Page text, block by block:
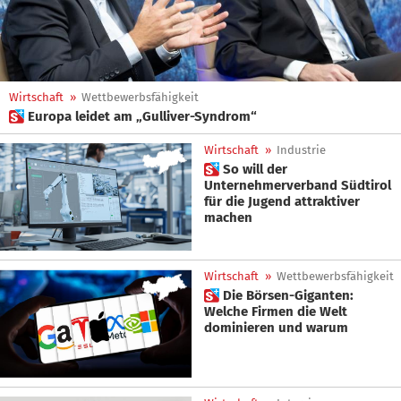
Wirtschaft » Wettbewerbsfähigkeit
 Europa leidet am „Gulliver-Syndrom“
Wirtschaft » Industrie
 So will der
Unternehmerverband Südtirol
für die Jugend attraktiver
machen
Wirtschaft » Wettbewerbsfähigkeit
 Die Börsen-Giganten:
Welche Firmen die Welt
dominieren und warum